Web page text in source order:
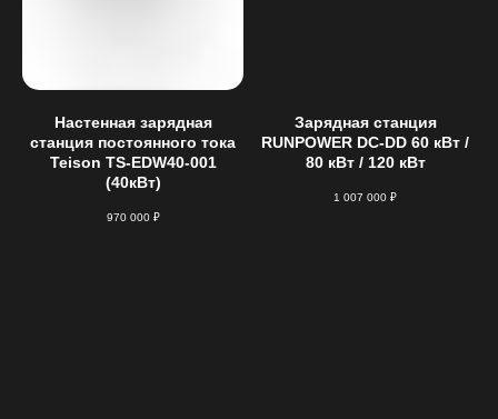
Настенная зарядная
станция постоянного тока
Teison TS-EDW40-001
(40кВт)
970 000 ₽
Зарядная станция
RUNPOWER DC-DD 60 кВт /
80 кВт / 120 кВт
1 007 000 ₽